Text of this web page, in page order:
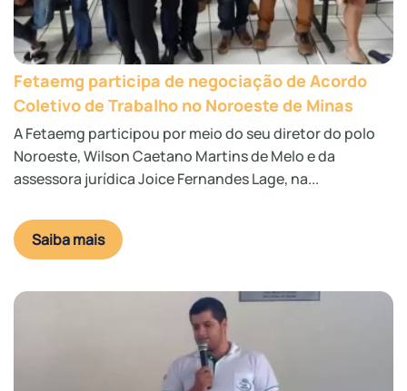
Fetaemg participa de negociação de Acordo
Coletivo de Trabalho no Noroeste de Minas
A Fetaemg participou por meio do seu diretor do polo
Noroeste, Wilson Caetano Martins de Melo e da
assessora jurídica Joice Fernandes Lage, na...
Saiba mais